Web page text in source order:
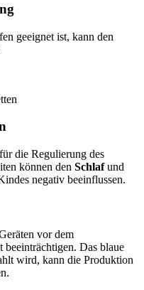
geeignet ist, kann den
die Regulierung des
können den Schlafund
negativ beeinflussen.
vor dem
beeinträchtigen. Das blaue
wird, kann die Produktion